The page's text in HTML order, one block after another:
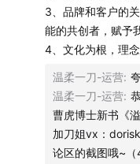
这次我和他激情对谈
电了，还是挡不住我
听完像上了价值几个
|本期福利|
3、品牌和客户的
能的共创者，赋予
4、文化为根，理念
温柔一刀-运营:
温柔一刀-运营:
曹虎博士新书《
加刀姐vx：
论区的截图哦~（